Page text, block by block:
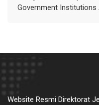
Government Institutions
Website Resmi Direktorat